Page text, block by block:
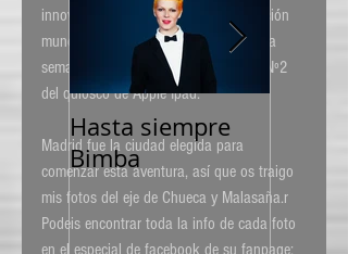
innovador que ha tenido gran aceptación
mundial, posicionándose en su primera
semana de lanzamiento en el puesto Nº2
del quiosco de Apple Ipad.
Madrid fue la ciudad elegida para
comenzar esta aventura, así que os traigo
mis fotos del eje de Chueca y Malasaña.r
Podeis encontrar toda la info de cada foto
en el especial de facebook de su fanpage:
Hasta siempre
Bimba
side